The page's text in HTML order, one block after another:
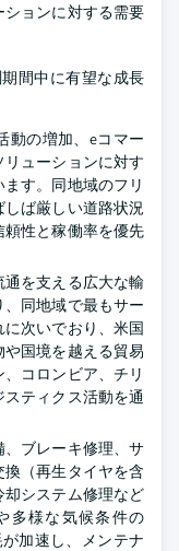
ションに対する需要
間中に有望な成長
動の増加、eコマー
ューションに対す
す。同地域のフリ
ば厳しい道路状況
性と稼働率を優先
を支える広大な輸
同地域で最もサー
次いでおり、米国
国境を越える貿易
コロンビア、チリ
ティクス活動を通
ブレーキ修理、サ
（再生タイヤを含
システム修理など
多様な気候条件の
加速し、メンテナ